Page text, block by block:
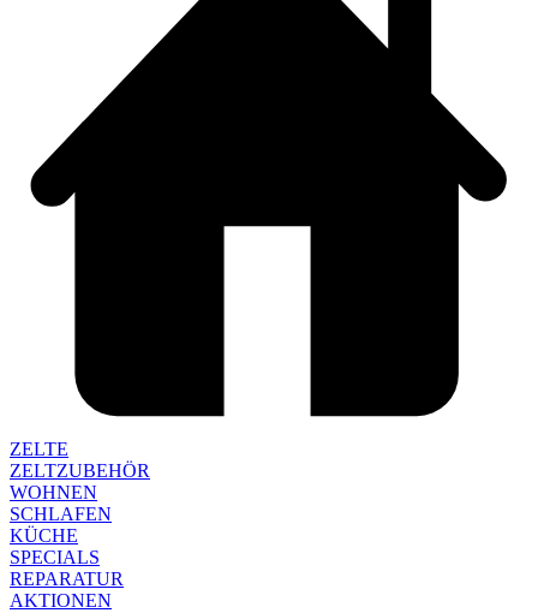
ZELTE
ZELTZUBEHÖR
WOHNEN
SCHLAFEN
KÜCHE
SPECIALS
REPARATUR
AKTIONEN